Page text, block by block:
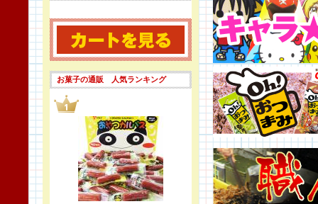
お菓子の通販 人気ランキング